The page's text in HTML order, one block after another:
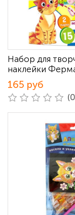
Набор для
наклейки
165 руб